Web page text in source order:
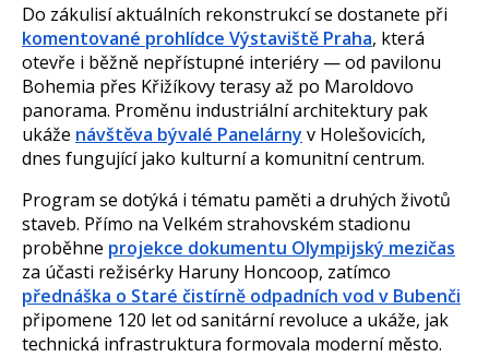
Do zákulisí aktuálních rekonstrukcí se dostanete při
komentované prohlídce Výstaviště Praha, která
otevře i běžně nepřístupné interiéry — od pavilonu
Bohemia přes Křižíkovy terasy až po Maroldovo
panorama. Proměnu industriální architektury pak
ukáže návštěva bývalé Panelárny v Holešovicích,
dnes fungující jako kulturní a komunitní centrum.
Program se dotýká i tématu paměti a druhých životů
staveb. Přímo na Velkém strahovském stadionu
proběhne projekce dokumentu Olympijský mezičas
za účasti režisérky Haruny Honcoop, zatímco
přednáška o Staré čistírně odpadních vod v Bubenči
připomene 120 let od sanitární revoluce a ukáže, jak
technická infrastruktura formovala moderní město.